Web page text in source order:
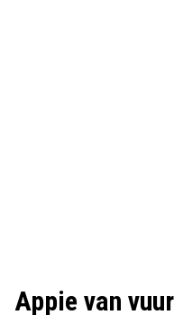
Appie van